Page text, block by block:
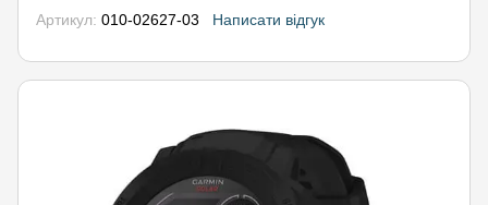
Артикул: 010-02627-03 Написати відгук